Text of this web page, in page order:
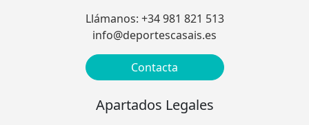
Llámanos: +34 981 821 513
info@deportescasais.es
Contacta
Apartados Legales